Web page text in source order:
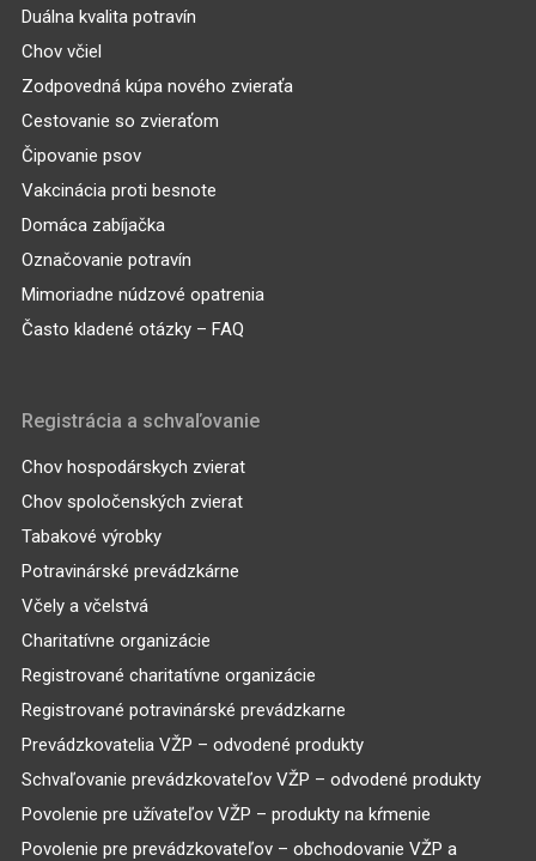
Duálna kvalita potravín
Chov včiel
Zodpovedná kúpa nového zvieraťa
Cestovanie so zvieraťom
Čipovanie psov
Vakcinácia proti besnote
Domáca zabíjačka
Označovanie potravín
Mimoriadne núdzové opatrenia
Často kladené otázky – FAQ
Registrácia a schvaľovanie
Chov hospodárskych zvierat
Chov spoločenských zvierat
Tabakové výrobky
Potravinárské prevádzkárne
Včely a včelstvá
Charitatívne organizácie
Registrované charitatívne organizácie
Registrované potravinárské prevádzkarne
Prevádzkovatelia VŽP – odvodené produkty
Schvaľovanie prevádzkovateľov VŽP – odvodené produkty
Povolenie pre užívateľov VŽP – produkty na kŕmenie
Povolenie pre prevádzkovateľov – obchodovanie VŽP a